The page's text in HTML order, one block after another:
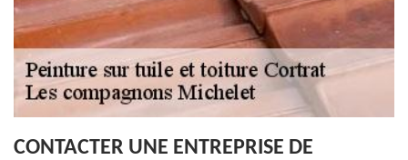
CONTACTER UNE ENTREPRISE DE